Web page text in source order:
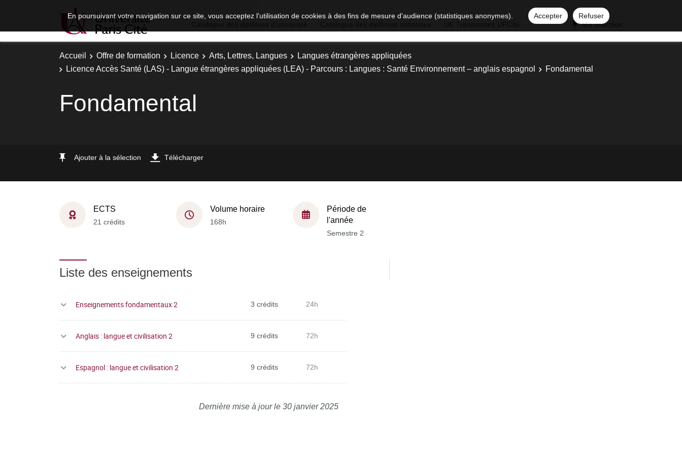
En poursuivant votre navigation sur ce site, vous acceptez l'utilisation de cookies à des fins de mesure d'audience (statistiques anonymes). Accepter
Refuser
Ma sélection
Accueil Offre de formation Licence Arts, Lettres, Langues
Langues étrangères appliquées
Licence Accès Santé (LAS) - Langue étrangères appliquées (LEA) - Parcours : Langues : Santé Environnement – anglais espagnol
Fondamental
Fondamental
Ajouter à la sélection Télécharger
ECTS
21 crédits
Volume horaire
168h
Période de
l'année
Semestre 2
Liste des enseignements
Enseignements fondamentaux 2 3 crédits 24h
Anglais : langue et civilisation 2 9 crédits 72h
Espagnol : langue et civilisation 2 9 crédits 72h
Dernière mise à jour le 30 janvier 2025